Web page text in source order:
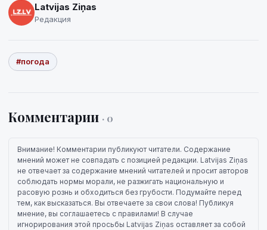
Latvijas Ziņas
Редакция
#погода
Комментарии · 0
Внимание! Комментарии публикуют читатели. Содержание
мнений может не совпадать с позицией редакции. Latvijas Ziņas
не отвечает за содержание мнений читателей и просит авторов
соблюдать нормы морали, не разжигать национальную и
расовую рознь и обходиться без грубости. Подумайте перед
тем, как высказаться. Вы отвечаете за свои слова! Публикуя
мнение, вы соглашаетесь с правилами! В случае
игнорирования этой просьбы Latvijas Ziņas оставляет за собой